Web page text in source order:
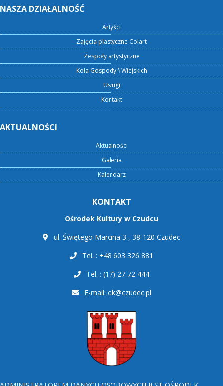
NASZA DZIAŁALNOŚĆ
Artyści
Zajęcia plastyczne Colart
Zespoły artystyczne
Koła Gospodyń Wiejskich
Usługi
Kontakt
AKTUALNOŚCI
Aktualności
Galeria
Kalendarz
KONTAKT
Ośrodek Kultury w Czudcu
ul. Świętego Marcina 3 , 38-120 Czudec
Tel. : +48 603 326 881
Tel. : (17) 27 72 444
E-mail: ok@czudec.pl